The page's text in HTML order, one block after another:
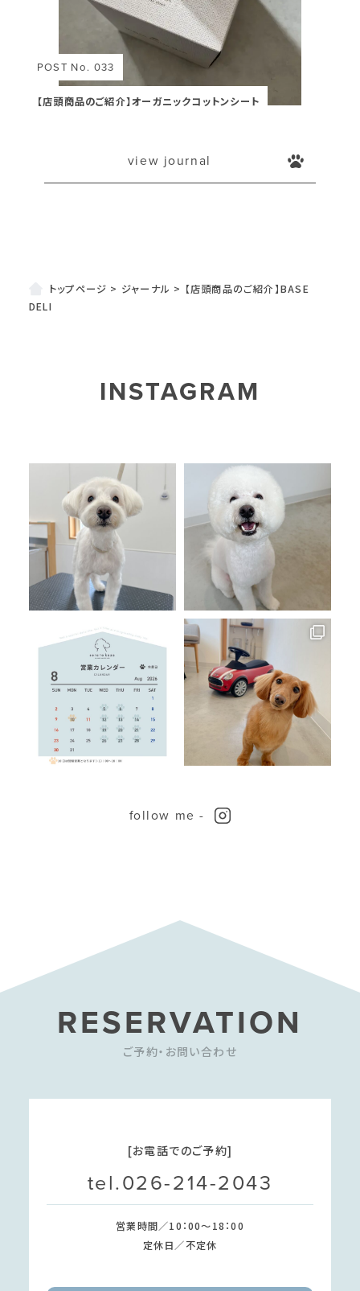
POST No. 033
【店頭商品のご紹介】オーガニックコットンシート
view journal
トップページ > ジャーナル > 【店頭商品のご紹介】BASE
DELI
INSTAGRAM
follow me -
RESERVATION
ご予約・お問い合わせ
[お電話でのご予約]
tel.026-214-2043
営業時間／10：00～18：00
定休日／不定休